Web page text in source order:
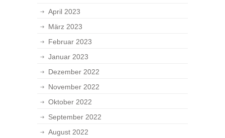
April 2023
März 2023
Februar 2023
Januar 2023
Dezember 2022
November 2022
Oktober 2022
September 2022
August 2022